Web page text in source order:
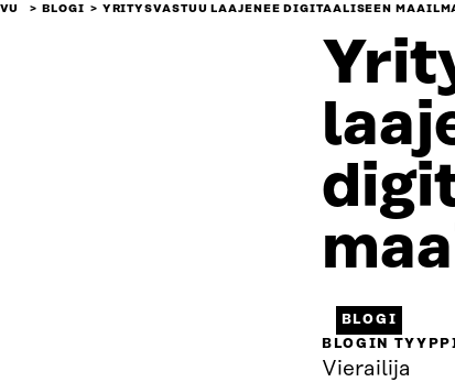
BLOGI YRITYSVASTUU LAAJENEE DIGITAALISEEN
BLOGI
BLOGIN
Vierailija